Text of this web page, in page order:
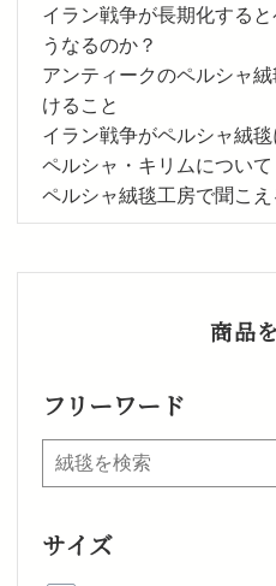
イラン戦争が長期化する
うなるのか？
アンティークのペルシャ
けること
イラン戦争がペルシャ絨
ペルシャ・キリムについて
ペルシャ絨毯工房で聞こ
商品
フリーワード
サイズ